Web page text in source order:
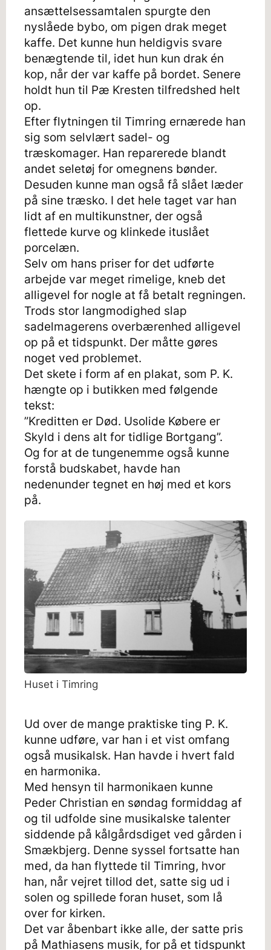
ansættelsessamtalen spurgte den
nyslåede bybo, om pigen drak meget
kaffe. Det kunne hun heldigvis svare
benægtende til, idet hun kun drak én
kop, når der var kaffe på bordet. Senere
holdt hun til Pæ Kresten tilfredshed helt
op.
Efter flytningen til Timring ernærede han
sig som selvlært sadel- og
træskomager. Han reparerede blandt
andet seletøj for omegnens bønder.
Desuden kunne man også få slået læder
på sine træsko. I det hele taget var han
lidt af en multikunstner, der også
flettede kurve og klinkede ituslået
porcelæn.
Selv om hans priser for det udførte
arbejde var meget rimelige, kneb det
alligevel for nogle at få betalt regningen.
Trods stor langmodighed slap
sadelmagerens overbærenhed alligevel
op på et tidspunkt. Der måtte gøres
noget ved problemet.
Det skete i form af en plakat, som P. K.
hængte op i butikken med følgende
tekst:
”Kreditten er Død. Usolide Købere er
Skyld i dens alt for tidlige Bortgang”.
Og for at de tungenemme også kunne
forstå budskabet, havde han
nedenunder tegnet en høj med et kors
på.
Huset i Timring
Ud over de mange praktiske ting P. K.
kunne udføre, var han i et vist omfang
også musikalsk. Han havde i hvert fald
en harmonika.
Med hensyn til harmonikaen kunne
Peder Christian en søndag formiddag af
og til udfolde sine musikalske talenter
siddende på kålgårdsdiget ved gården i
Smækbjerg. Denne syssel fortsatte han
med, da han flyttede til Timring, hvor
han, når vejret tillod det, satte sig ud i
solen og spillede foran huset, som lå
over for kirken.
Det var åbenbart ikke alle, der satte pris
på Mathiasens musik, for på et tidspunkt